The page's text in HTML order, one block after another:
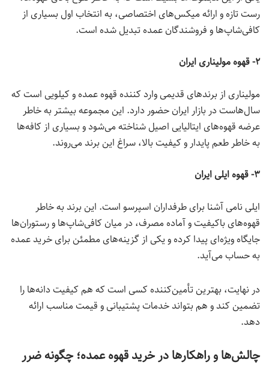
رست تازه و ارائه میکس‌های اختصاصی، به انتخاب اول بسیاری از
کافی‌شاپ‌ها و فروشندگان عمده تبدیل شده است.
۲- قهوه مولیناری ایران
مولیناری از برندهای قدیمی وارد کننده قهوه عمده و کیلویی است که
سال‌هاست در بازار ایران حضور دارد. این مجموعه بیشتر به خاطر
عرضه قهوه‌های ایتالیایی اصیل شناخته می‌شود و بسیاری از کافه‌ها
به خاطر طعم پایدار و کیفیت بالا، سراغ این برند می‌روند.
۳- قهوه ایلی ایران
ایلی نامی آشنا برای طرفداران اسپرسو است. این برند به خاطر
قهوه‌های باکیفیت و آماده مصرف، در میان کافی‌شاپ‌ها و رستوران‌ها
جایگاه ویژه‌ای پیدا کرده و یکی از گزینه‌های مطمئن برای خرید عمده
به حساب می‌آید.
در نهایت، بهترین تأمین‌کننده کسی است که هم کیفیت دانه‌ها را
تضمین کند و هم بتواند خدمات پشتیبانی و قیمت مناسب ارائه
دهد.
چالش‌ها و راهکارها در خرید قهوه عمده؛ چگونه ضرر